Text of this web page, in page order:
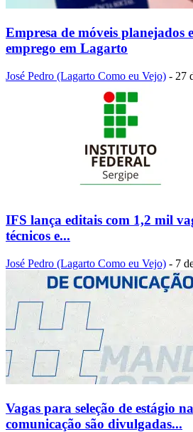
Empresa de móveis planejados
emprego em Lagarto
José Pedro (Lagarto Como eu Vejo) - 27
IFS lança editais com 1,2 mil
técnicos e...
José Pedro (Lagarto Como eu Vejo) - 7
Vagas para seleção de estágio
comunicação são divulgadas...